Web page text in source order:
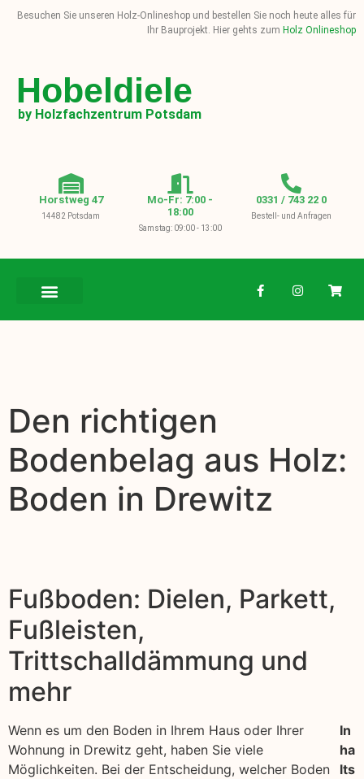
Besuchen Sie unseren Holz-Onlineshop und bestellen Sie noch heute alles für
Ihr Bauprojekt. Hier gehts zum Holz Onlineshop
Hobeldiele
by Holzfachzentrum Potsdam
Horstweg 47
14482 Potsdam
Mo-Fr: 7:00 -
18:00
Samstag: 09:00 - 13:00
0331 / 743 22 0
Bestell- und Anfragen
Den richtigen
Bodenbelag aus Holz:
Boden in Drewitz
Fußboden: Dielen, Parkett,
Fußleisten,
Trittschalldämmung und
mehr
Wenn es um den Boden in Ihrem Haus oder Ihrer
Wohnung in Drewitz geht, haben Sie viele
Möglichkeiten. Bei der Entscheidung, welcher Boden
In
ha
lts